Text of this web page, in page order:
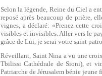
Selon la légende, Reine du Ciel a
reposé après beaucoup de prière,
vignes, a déclaré: «Prenez cette
visibles et invisibles. Aller vers le
grâce de Lui, je serai votre saint
Réveillant, Saint Nina a vu une
Tbilissi Cathédrale de Sioni), et
Patriarche de Jérusalem bénie